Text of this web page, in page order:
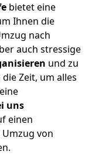
bietet eine
Ihnen die
nach
auch stressige
und zu
Zeit, um alles
uns
einen
von